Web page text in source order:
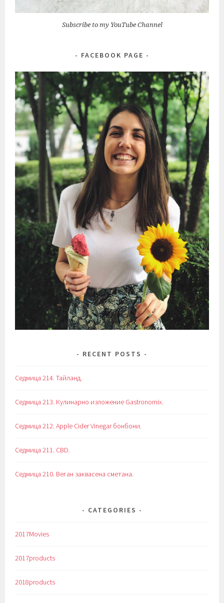
Subscribe to my YouTube Channel
FACEBOOK PAGE
RECENT POSTS
Седмица 214. Тайланд.
Седмица 213. Кулинарно изложение Gastronomix.
Седмица 212. Apple Cider Vinegar бонбони.
Седмица 211. CBD.
Седмица 210. Веган заквасена сметана.
CATEGORIES
2017Movies
2017products
2018products